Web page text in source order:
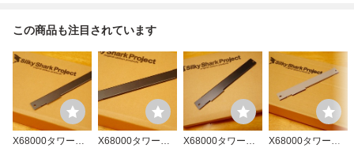
この商品も注目されています
X68000タワー機
X68000タワー機
X68000タワー機
X68000タワー機